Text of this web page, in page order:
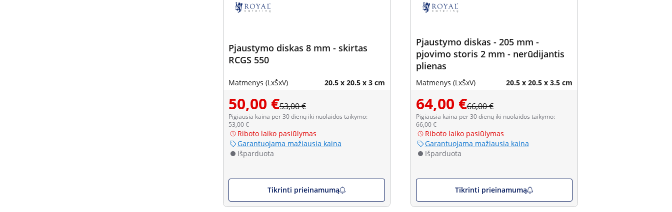
Pjaustymo diskas 8 mm - skirtas
RCGS 550
Matmenys (LxŠxV) 20.5 x 20.5 x 3 cm
50,00 €53,00 €
Pigiausia kaina per 30 dienų iki nuolaidos taikymo:
53,00 €
Riboto laiko pasiūlymas
Garantuojama mažiausia kaina
Išparduota
Tikrinti prieinamumą
Pjaustymo diskas - 205 mm -
pjovimo storis 2 mm - nerūdijantis
plienas
Matmenys (LxŠxV) 20.5 x 20.5 x 3.5 cm
64,00 €66,00 €
Pigiausia kaina per 30 dienų iki nuolaidos taikymo:
66,00 €
Riboto laiko pasiūlymas
Garantuojama mažiausia kaina
Išparduota
Tikrinti prieinamumą